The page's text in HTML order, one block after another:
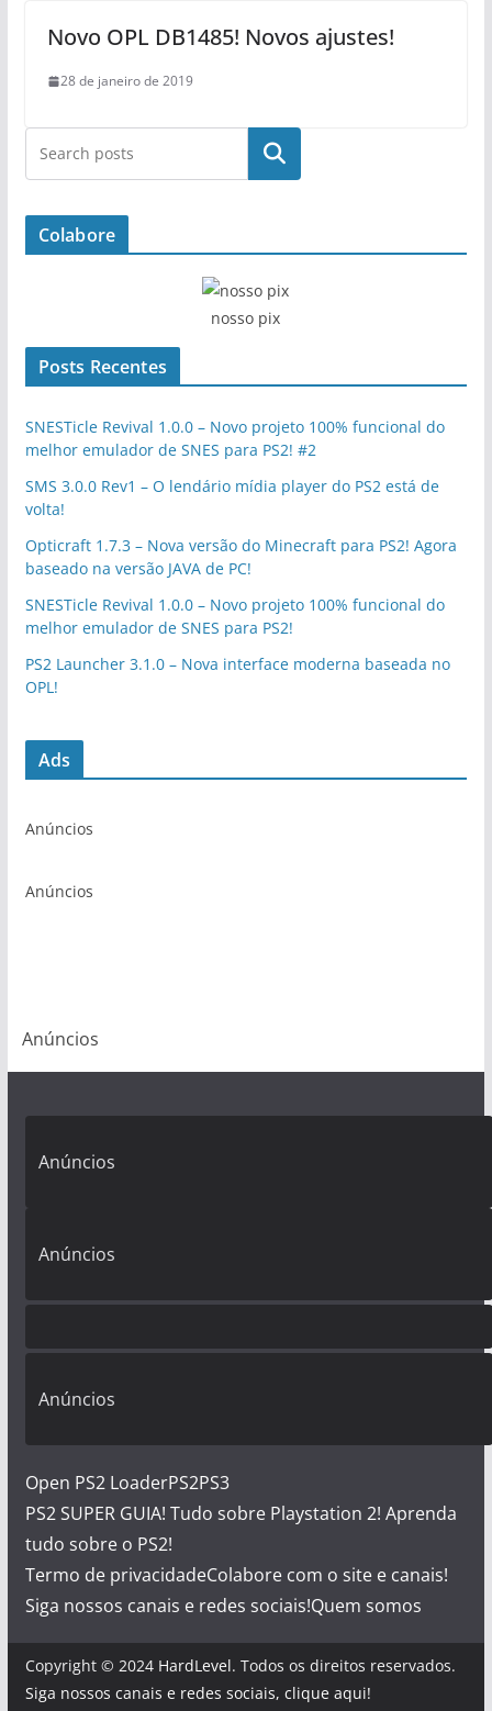
Novo OPL DB1485! Novos ajustes!
28 de janeiro de 2019
Pesquisar
Colabore
nosso pix
Posts Recentes
SNESTicle Revival 1.0.0 – Novo projeto 100% funcional do
melhor emulador de SNES para PS2! #2
SMS 3.0.0 Rev1 – O lendário mídia player do PS2 está de
volta!
Opticraft 1.7.3 – Nova versão do Minecraft para PS2! Agora
baseado na versão JAVA de PC!
SNESTicle Revival 1.0.0 – Novo projeto 100% funcional do
melhor emulador de SNES para PS2!
PS2 Launcher 3.1.0 – Nova interface moderna baseada no
OPL!
Ads
Anúncios
Anúncios
Anúncios
Anúncios
Anúncios
Anúncios
Open PS2 LoaderPS2PS3
PS2 SUPER GUIA! Tudo sobre Playstation 2! Aprenda
tudo sobre o PS2!
Termo de privacidadeColabore com o site e canais!
Siga nossos canais e redes sociais!Quem somos
Copyright © 2024 HardLevel. Todos os direitos reservados.
Siga nossos canais e redes sociais, clique aqui!